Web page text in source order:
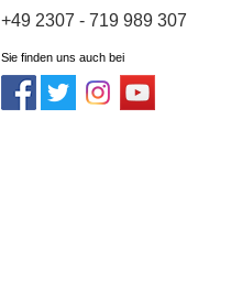
+49 2307 - 719 989 307
Sie finden uns auch bei